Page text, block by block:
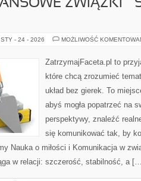
ZWIĄZKI –
STY - 24 - 2026 MOŻLIWOŚĆ
ZatrzymajFaceta.pl to
które chcą zrozumieć
układ bez gierek. To
abyś mogła popatrzeć na
perspektywy, znaleźć
się komunikować tak, by
Nauka o miłości i Komunikacja w
w relacji: szczerość, stabilność, a